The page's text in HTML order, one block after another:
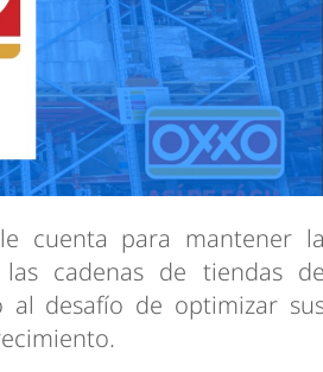
cuenta para mantener la
cadenas de tiendas de
al desafío de optimizar